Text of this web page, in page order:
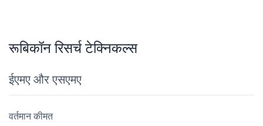
रूबिकॉन रिसर्च टेक्निकल्स
ईएमए और एसएमए
वर्तमान कीमत